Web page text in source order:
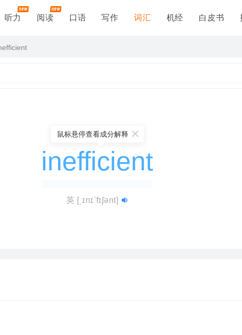
听力 阅读 口语 写作 词汇 机经 白皮书
鼠标悬停查看成分解释
inefficient
英 [ˌɪnɪˈfɪʃənt]